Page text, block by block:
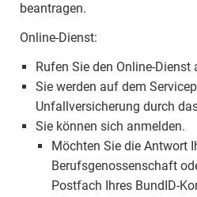
beantragen.
Online-Dienst:
Rufen Sie den Online-Dienst
Sie werden auf dem
Unfallversicherung durch
Sie können sich anmelden.
Möchten Sie die Antwort
Berufsgenossenschaft
Postfach Ihres BundID-